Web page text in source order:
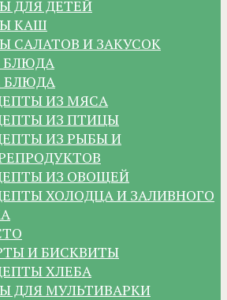
ДЛЯ ДЕТЕЙ
КАШ
САЛАТОВ И ЗАКУСОК
БЛЮДА
БЛЮДА
ИЗ МЯСА
ИЗ ПТИЦЫ
ИЗ РЫБЫ И
ИЗ ОВОЩЕЙ
ХОЛОДЦА И ЗАЛИВНОГО
И БИСКВИТЫ
ХЛЕБА
ДЛЯ МУЛЬТИВАРКИ